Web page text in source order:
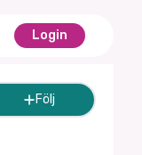
Login
Följ